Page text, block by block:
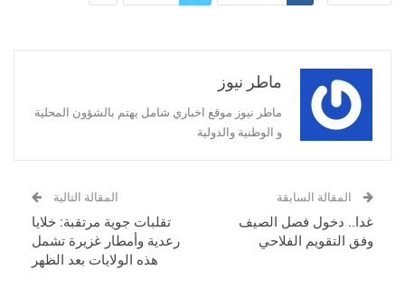
ماطر نيوز
ماطر نيوز موقع اخباري شامل يهتم بالشؤون المحلية
و الوطنية والدولية
المقالة السابقة
غدا.. دخول فصل الصيف
وفق التقويم الفلاحي
المقالة التالية
تقلبات جوية مرتقبة: خلايا
رعدية وأمطار غزيرة تشمل
هذه الولايات بعد الظهر